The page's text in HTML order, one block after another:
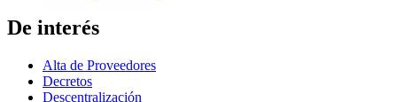
De interés
Alta de Proveedores
Decretos
Descentralización